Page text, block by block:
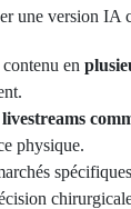
une version IA
en
livestreams
physique.